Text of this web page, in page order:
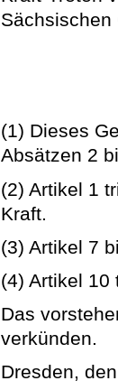
Sächsischen
(1) Dieses
Absätzen 2
(2) Artikel 1
Kraft.
(3) Artikel 7
(4) Artikel 10
Das
verkünden.
Dresden,